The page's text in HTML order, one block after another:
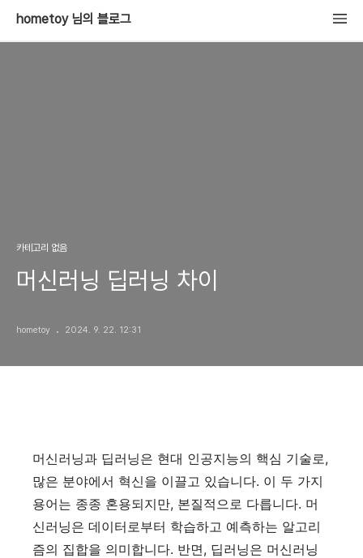
hometoy 님의 블로그
카테고리 없음
머신러닝 딥러닝 차이
hometoy 2024. 9. 22. 12:31
머신러닝과 딥러닝은 현대 인공지능의 핵심 기술로,
많은 분야에서 혁신을 이끌고 있습니다. 이 두 가지
용어는 종종 혼용되지만, 본질적으로 다릅니다. 머
신러닝은 데이터로부터 학습하고 예측하는 알고리
즘의 집합을 의미합니다. 반면, 딥러닝은 머신러닝